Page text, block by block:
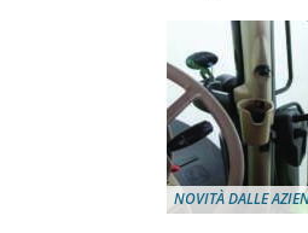
NOVITÀ DALLE